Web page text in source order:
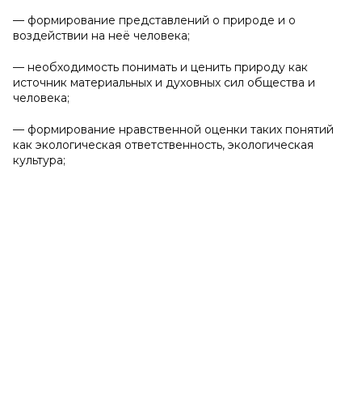
— формирование представлений о природе и о
воздействии на неё человека;
— необходимость понимать и ценить природу как
источник материальных и духовных сил общества и
человека;
— формирование нравственной оценки таких понятий
как экологическая ответственность, экологическая
культура;